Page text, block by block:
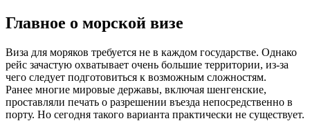
Главное о морской визе
Виза для моряков требуется не в каждом государстве. Однако
рейс зачастую охватывает очень большие территории, из-за
чего следует подготовиться к возможным сложностям.
Ранее многие мировые державы, включая шенгенские,
проставляли печать о разрешении въезда непосредственно в
порту. Но сегодня такого варианта практически не существует.